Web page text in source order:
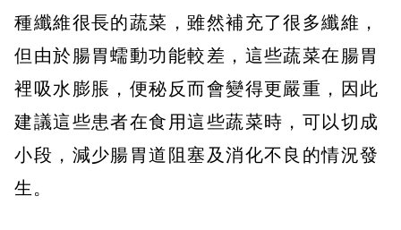
種纖維很長的蔬菜，雖然補充了很多纖維，
但由於腸胃蠕動功能較差，這些蔬菜在腸胃
裡吸水膨脹，便秘反而會變得更嚴重，因此
建議這些患者在食用這些蔬菜時，可以切成
小段，減少腸胃道阻塞及消化不良的情況發
生。